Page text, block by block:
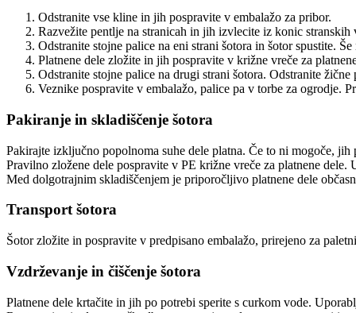
Odstranite vse kline in jih pospravite v embalažo za pribor.
Razvežite pentlje na stranicah in jih izvlecite iz konic stranskih
Odstranite stojne palice na eni strani šotora in šotor spustite.
Platnene dele zložite in jih pospravite v križne vreče za
Odstranite stojne palice na drugi strani šotora. Odstranite
Veznike pospravite v embalažo, palice pa v torbe za ogrodje.
Pakiranje in skladiščenje šotora
Pakirajte izključno popolnoma suhe dele platna. Če to ni mogoče,
Pravilno zložene dele pospravite v PE križne vreče za platnene
Med dolgotrajnim skladiščenjem je priporočljivo platnene dele
Transport šotora
Šotor zložite in pospravite v predpisano embalažo, prirejeno za
Vzdrževanje in čiščenje šotora
Platnene dele krtačite in jih po potrebi sperite s curkom vode.